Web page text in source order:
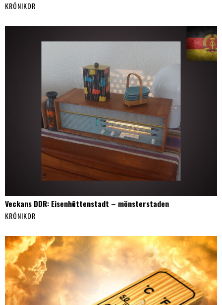
KRÖNIKOR
Veckans DDR: Eisenhüttenstadt – mönsterstaden
KRÖNIKOR